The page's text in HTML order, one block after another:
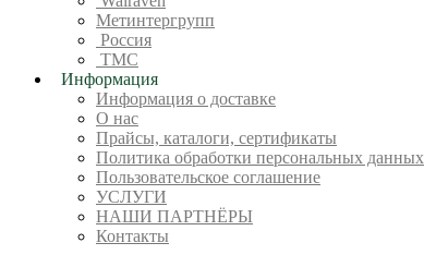
Метинтергрупп
Россия
ТМС
Информация
Информация о доставке
О нас
Прайсы, каталоги, сертификаты
Политика обработки персональных данных
Пользовательское соглашение
УСЛУГИ
НАШИ ПАРТНЁРЫ
Контакты